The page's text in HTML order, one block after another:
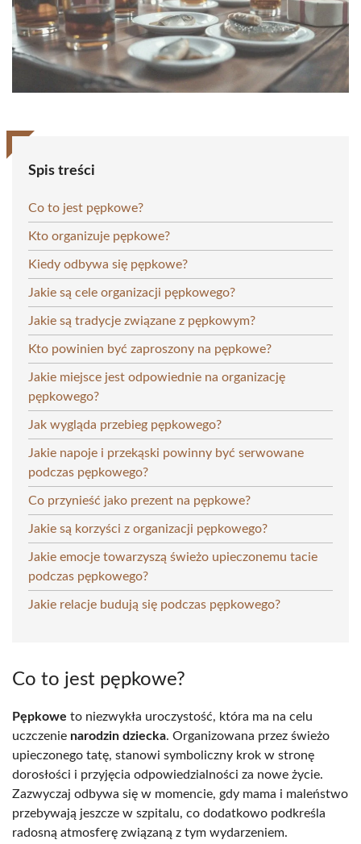
Spis treści
Co to jest pępkowe?
Kto organizuje pępkowe?
Kiedy odbywa się pępkowe?
Jakie są cele organizacji pępkowego?
Jakie są tradycje związane z pępkowym?
Kto powinien być zaproszony na pępkowe?
Jakie miejsce jest odpowiednie na organizację
pępkowego?
Jak wygląda przebieg pępkowego?
Jakie napoje i przekąski powinny być serwowane
podczas pępkowego?
Co przynieść jako prezent na pępkowe?
Jakie są korzyści z organizacji pępkowego?
Jakie emocje towarzyszą świeżo upieczonemu tacie
podczas pępkowego?
Jakie relacje budują się podczas pępkowego?
Co to jest pępkowe?
Pępkowe to niezwykła uroczystość, która ma na celu
uczczenie narodzin dziecka. Organizowana przez świeżo
upieczonego tatę, stanowi symboliczny krok w stronę
dorosłości i przyjęcia odpowiedzialności za nowe życie.
Zazwyczaj odbywa się w momencie, gdy mama i maleństwo
przebywają jeszcze w szpitalu, co dodatkowo podkreśla
radosną atmosferę związaną z tym wydarzeniem.